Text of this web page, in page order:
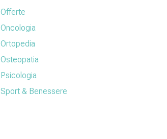
Offerte
Oncologia
Ortopedia
Osteopatia
Psicologia
Sport & Benessere